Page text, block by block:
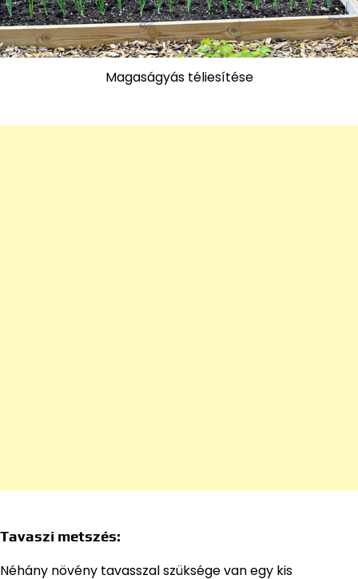
Magaságyás téliesítése
Tavaszi metszés:
Néhány növény tavasszal szüksége van egy kis